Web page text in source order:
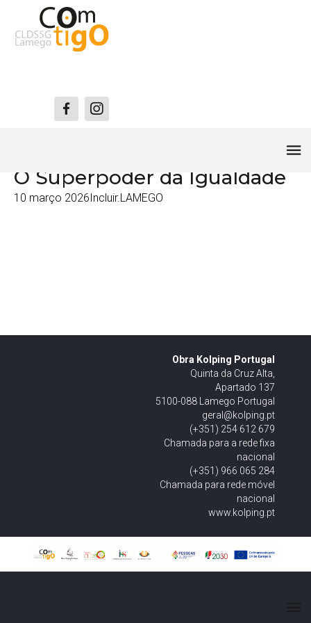
Incluir.LAMEGO
O Superpoder da Igualdade
10 março 2026Incluir.LAMEGO
Obra Kolping Portugal
Quinta da Cruz Alta,
Apartado 137
5100-088 Lamego Portugal
geral@kolping.pt
(+351) 254 612 679
Chamada para a rede fixa
nacional
(+351) 966 065 284
Chamada para rede móvel
nacional
www.kolping.pt